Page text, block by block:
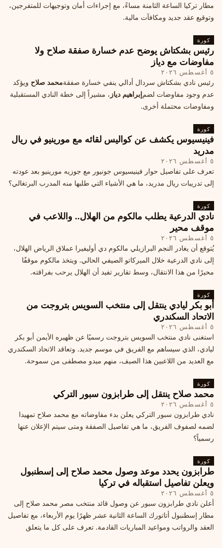
مطار تركيا الساعة الثامنة مساءً، مع إجراءات أمان وتوجيهات للمتفرجين،
وتوقيع عقد جديد ومكافآت مالية.
كورة
رئيس بشكتاش يوضح عدم خسارة صفقة صلاح ولا
مفاوضات مع دياز
٥ أغسطس ٢٠٢٦
رئيس نادي بشكتاش سردال أدالي ينفي خسارة صفقةمحمد صلاح ويؤكد
عدم وجود مفاوضات لضمإبراهيم دياز ، مشيراً إلى خطة النادي المستقبلية
ومفاوضات محتملة أخرى.
كورة
فينيسيوس يكشف عن كواليس لقائه مع مورينيو في ريال
مدريد
٥ أغسطس ٢٠٢٦
تعرف على تفاصيل حوار فينيسيوس جونيور مع جوزيه مورينيو بعد عودته
إلى تدريبات ريال مدريد، ما هي الأشياء التي طلبها منه المدرب البرتغالي؟
كورة
نادي الدرعية يطلب مالكوم من الهلال.. واللاعب في
موقف محير
٥ أغسطس ٢٠٢٦
يُتوقع أن يغادر النجم البرازيلي مالكوم دي أوليفيرا عملاق الرياض الهلال،
إلى نادي الدرعية خلال الميركاتو الصيفي الحالي. ويتخذ مالكوم موقفًا
محيرًا من هذا الانتقال، وسط تقارير تفيد أن الهلال يرحب بفراقته.
كورة
أبو بكر ليادي ينتقل إلى منتخب السويس بتروجت من
الاتحاد السكندري
٥ أغسطس ٢٠٢٦
استغنى نادي منتخب السويس بتروجت رسميًا عن ظهيره الأيمن أبو بكر
ليادي، الذي سيساهم مع الفريق في موسم جديد. وتعاقد الاتحاد السكندري
مع العديد من اللاعبين هذا الصيف، منهم ميدو مصطفى من سموحة.
كورة
محمد صلاح ينتقل إلى طرابزون سبور التركي
٥ أغسطس ٢٠٢٦
نادي طرابزون سبور التركي يعلن بدء مفاوضاته مع محمد صلاح تمهيدا
لضمه لصفوف الفريق، ما هي تفاصيل الصفقة ومتى سيتم الإعلان عنها
رسمياً؟
كورة
طرابزون يحدد موعد وصول محمد صلاح إلى إسطنبول
ويعلن تفاصيل استقباله في تركيا
٥ أغسطس ٢٠٢٦
أعلن نادي طرابزون سبور عن وصول قائد منتخب مصر محمد صلاح إلى
مطار إسطنبول أتاتورك الساعة الثانية عشر ظهرًا يوم الأربعاء، مع تفاصيل
العقد والرواتب ومواعيد المباريات القادمة. تعرف على كل ما يتعلق